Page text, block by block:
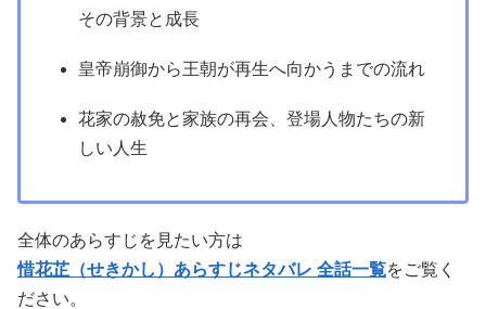
その背景と成長
皇帝崩御から王朝が再生へ向かうまでの流れ
花家の赦免と家族の再会、登場人物たちの新
しい人生
全体のあらすじを見たい方は
惜花芷（せきかし）あらすじネタバレ 全話一覧をご覧く
ださい。